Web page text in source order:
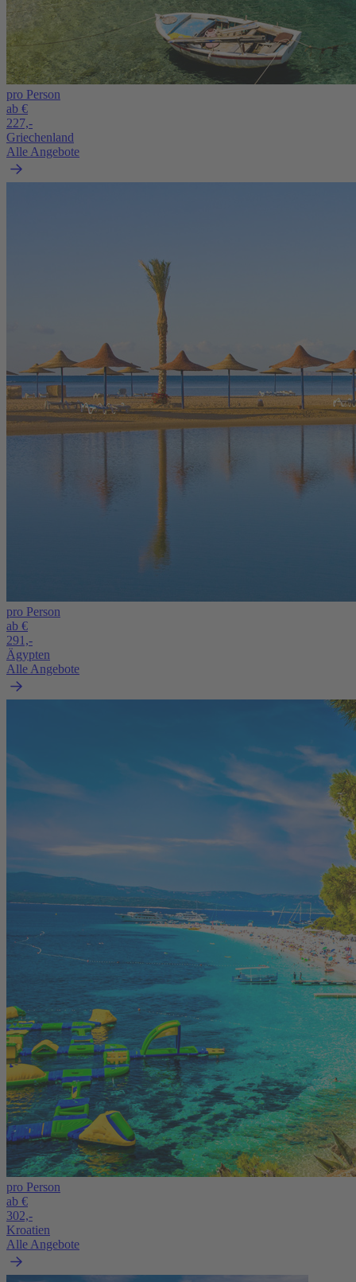
pro Person
ab €
227,-
Griechenland
Alle Angebote
pro Person
ab €
291,-
Ägypten
Alle Angebote
pro Person
ab €
302,-
Kroatien
Alle Angebote